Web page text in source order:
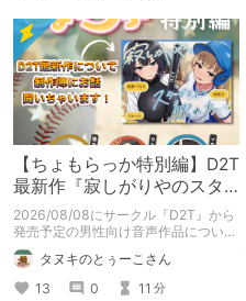
【ちょもらっか特別編】D2T
最新作『寂しがりやのスタ
ーダストと触れあって』制
作陣にインタビュー！🎤
2026/08/08にサークル『D2T』から
発売予定の男性向け音声作品について
逆神ラニさんと不束こけしさんにお話
聞いちゃいました！夏コミに関する告
知もあります！
タヌキのとぅーこさん
13
0 11 分